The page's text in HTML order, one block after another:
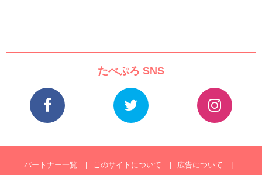
たべぷろ SNS
パートナー一覧 このサイトについて 広告について